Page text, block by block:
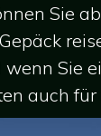
Sie
Sie
auch für